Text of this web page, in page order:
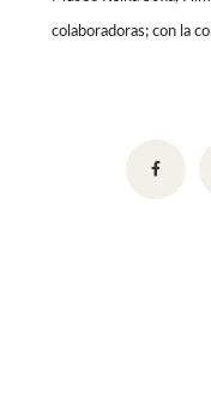
colaboradoras; con la